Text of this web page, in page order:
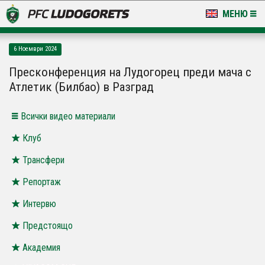
МЕНЮ
LUDOGORETS TV
НА ТЕРЕНА
СТАДИОН & БАЗИ
6 Ноември 2024
Пресконференция на Лудогорец преди мача с
Атлетик (Билбао) в Разград
Всички видео материали
Клуб
Трансфери
Репортаж
Интервю
Предстоящо
Академия